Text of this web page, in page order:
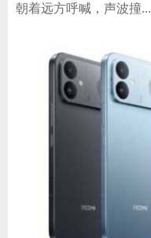
朝着远方呼喊，声波撞...